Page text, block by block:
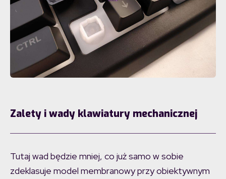
Zalety i wady klawiatury mechanicznej
Tutaj wad będzie mniej, co już samo w sobie
zdeklasuje model membranowy przy obiektywnym